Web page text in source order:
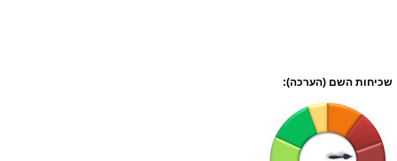
שכיחות השם (הערכה):